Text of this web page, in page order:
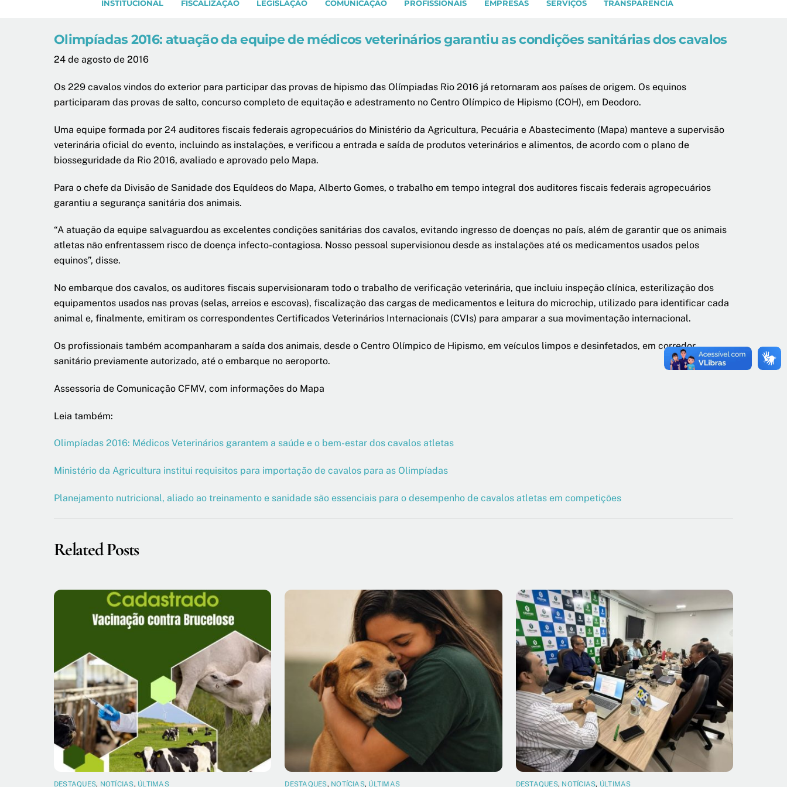
INSTITUCIONAL FISCALIZAÇÃO LEGISLAÇÃO COMUNICAÇÃO PROFISSIONAIS EMPRESAS SERVIÇOS TRANSPARÊNCIA
Olimpíadas 2016: atuação da equipe de médicos veterinários garantiu as condições sanitárias dos cavalos
24 de agosto de 2016
Os 229 cavalos vindos do exterior para participar das provas de hipismo das Olímpiadas Rio 2016 já retornaram aos países de origem. Os equinos
participaram das provas de salto, concurso completo de equitação e adestramento no Centro Olímpico de Hipismo (COH), em Deodoro.
Uma equipe formada por 24 auditores fiscais federais agropecuários do Ministério da Agricultura, Pecuária e Abastecimento (Mapa) manteve a supervisão
veterinária oficial do evento, incluindo as instalações, e verificou a entrada e saída de produtos veterinários e alimentos, de acordo com o plano de
biosseguridade da Rio 2016, avaliado e aprovado pelo Mapa.
Para o chefe da Divisão de Sanidade dos Equídeos do Mapa, Alberto Gomes, o trabalho em tempo integral dos auditores fiscais federais agropecuários
garantiu a segurança sanitária dos animais.
“A atuação da equipe salvaguardou as excelentes condições sanitárias dos cavalos, evitando ingresso de doenças no país, além de garantir que os animais
atletas não enfrentassem risco de doença infecto-contagiosa. Nosso pessoal supervisionou desde as instalações até os medicamentos usados pelos
equinos”, disse.
No embarque dos cavalos, os auditores fiscais supervisionaram todo o trabalho de verificação veterinária, que incluiu inspeção clínica, esterilização dos
equipamentos usados nas provas (selas, arreios e escovas), fiscalização das cargas de medicamentos e leitura do microchip, utilizado para identificar cada
animal e, finalmente, emitiram os correspondentes Certificados Veterinários Internacionais (CVIs) para amparar a sua movimentação internacional.
Os profissionais também acompanharam a saída dos animais, desde o Centro Olímpico de Hipismo, em veículos limpos e desinfetados, em corredor
sanitário previamente autorizado, até o embarque no aeroporto.
Assessoria de Comunicação CFMV, com informações do Mapa
Leia também:
Olimpíadas 2016: Médicos Veterinários garantem a saúde e o bem-estar dos cavalos atletas
Ministério da Agricultura institui requisitos para importação de cavalos para as Olimpíadas
Planejamento nutricional, aliado ao treinamento e sanidade são essenciais para o desempenho de cavalos atletas em competições
Related Posts
DESTAQUES, NOTÍCIAS, ÚLTIMAS DESTAQUES, NOTÍCIAS, ÚLTIMAS DESTAQUES, NOTÍCIAS, ÚLTIMAS